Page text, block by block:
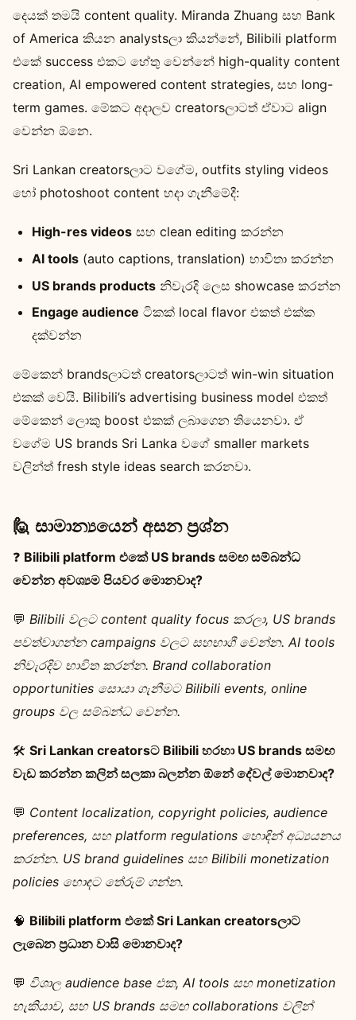
දෙයක් තමයි content quality. Miranda Zhuang සහ Bank
of America කියන analystsලා කියන්නේ, Bilibili platform
එකේ success එකට හේතු වෙන්නේ high-quality content
creation, AI empowered content strategies, සහ long-
term games. මේකට අදාලව creatorsලාටත් ඒවාට align
වෙන්න ඕනෙ.
Sri Lankan creatorsලාට වගේම, outfits styling videos
හෝ photoshoot content හදා ගැනීමේදී:
High-res videos සහ clean editing කරන්න
AI tools (auto captions, translation) භාවිතා කරන්න
US brands products නිවැරදි ලෙස showcase කරන්න
Engage audience ටිකක් local flavor එකත් එක්ක
දක්වන්න
මේකෙන් brandsලාටත් creatorsලාටත් win-win situation
එකක් වෙයි. Bilibili’s advertising business model එකත්
මේකෙන් ලොකු boost එකක් ලබාගෙන තියෙනවා. ඒ
වගේම US brands Sri Lanka වගේ smaller markets
වලින්ත් fresh style ideas search කරනවා.
🙋 සාමාන්‍යයෙන් අසන ප්‍රශ්න
❓ Bilibili platform එකේ US brands සමඟ සම්බන්ධ
වෙන්න අවශ්‍යම පියවර මොනවාද?
💬 Bilibili වලට content quality focus කරලා, US brands
පවත්වාගන්න campaigns වලට සහභාගී වෙන්න. AI tools
නිවැරදිව භාවිත කරන්න. Brand collaboration
opportunities සොයා ගැනීමට Bilibili events, online
groups වල සම්බන්ධ වෙන්න.
🛠️ Sri Lankan creatorsට Bilibili හරහා US brands සමඟ
වැඩ කරන්න කලින් සලකා බලන්න ඕනේ දේවල් මොනවාද?
💬 Content localization, copyright policies, audience
preferences, සහ platform regulations හොඳින් අධ්‍යයනය
කරන්න. US brand guidelines සහ Bilibili monetization
policies හොඳට තේරුම් ගන්න.
🧠 Bilibili platform එකේ Sri Lankan creatorsලාට
ලැබෙන ප්‍රධාන වාසි මොනවාද?
💬 විශාල audience base එක, AI tools සහ monetization
හැකියාව, සහ US brands සමඟ collaborations වලින්